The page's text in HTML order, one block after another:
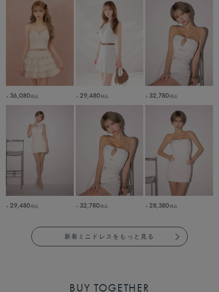
￥ 36,080税込 ￥ 29,480税込 ￥ 32,780税込
￥ 29,480税込 ￥ 32,780税込 ￥ 28,380税込
新着ミニドレスをもっと見る
BUY TOGETHER